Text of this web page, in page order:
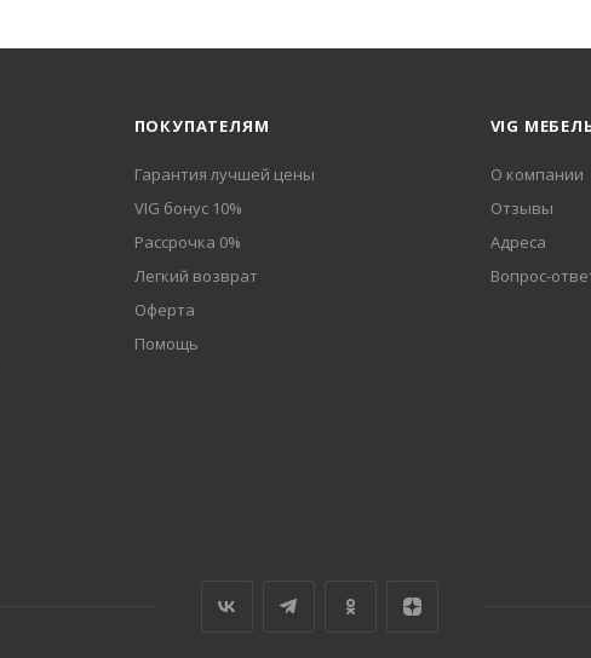
ПОКУПАТЕЛЯМ
Гарантия лучшей цены
VIG бонус 10%
Рассрочка 0%
Легкий возврат
Оферта
Помощь
VIG
О компании
Отзывы
Адреса
Вопрос-